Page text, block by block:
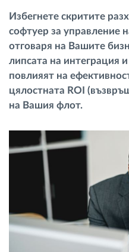
Управление на
Планиране на
Автоматична
Как отговаряме на
флота
Калкулатор за
Избегнете скритите
софтуер за управление
отговаря на Вашите
липсата на интеграция
повлияят на
цялостната ROI
на Вашия флот.